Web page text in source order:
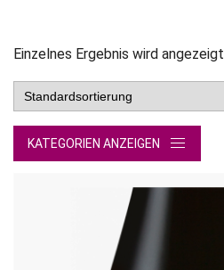
Einzelnes Ergebnis wird angezeigt
KATEGORIEN ANZEIGEN